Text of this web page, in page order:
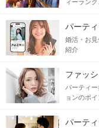
どちらかに良
悩んだ時は
人とし
ィーランク
パーテ
婚活・お
紹介
ファッ
パーティ
ョンのポイ
パーテ